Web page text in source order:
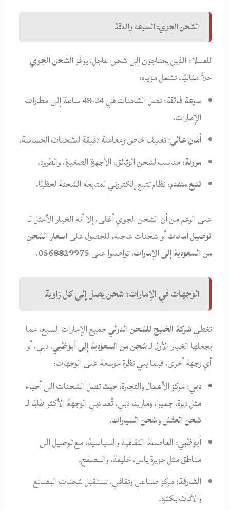
الشحن الجوي: السرعة والدقة
للعملاء الذين يحتاجون إلى شحن عاجل، يوفرالشحن الجوي
حلاً مثاليًا. تشمل مزاياه:
سرعة فائقة
: تصل الشحنات في 24-48 ساعة إلى مطارات
الإمارات.
أمان عالي: تغليف خاص ومعاملة دقيقة للشحنات الحساسة.
مرونة: مناسب لشحن الوثائق، الأجهزة الصغيرة، والطرود.
تتبع متقدم: نظام تتبع إلكتروني لمتابعة الشحنة لحظيًا.
على الرغم من أن الشحن الجوي أغلى، إلا أنه الخيار الأمثل لـ
توصيل أماناتأو شحنات عاجلة. للحصول علىأسعار الشحن
من السعودية إلى الإمارات، تواصلوا على0568829975
.
الوجهات في الإمارات: شحن يصل إلى كل زاوية
تغطيشركة الخليج للشحن الدوليجميع الإمارات السبع، مما
يجعلها الخيار الأول لـشحن من السعودية إلى أبوظبي، دبي، أو
أي وجهة أخرى. فيما يلي نظرة موسعة على الوجهات:
دبي: مركز الأعمال والتجارة، حيث تصل الشحنات إلى أحياء
مثل ديرة، جميرا، ومارينا دبي. تُعد دبي الوجهة الأكثر طلبًا لـ
شحن العفشوشحن السيارات.
أبوظبي: العاصمة الثقافية والسياسية، مع توصيل إلى
مناطق مثل جزيرة ياس، خليفة، والمصفح.
الشارقة: مركز صناعي وثقافي، تستقبل شحنات البضائع
والأثاث بكثرة.